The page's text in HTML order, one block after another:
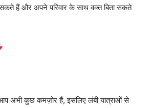
हैं और अपने परिवार के साथ वक्त बिता सकते
अभी कुछ कमज़ोर हैं, इसलिए लंबी यात्राओं से